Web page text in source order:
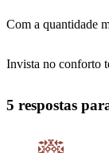
Com a quantidade
Invista no conforto
5 respostas